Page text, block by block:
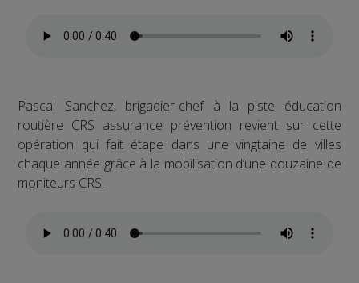
Pascal Sanchez, brigadier-chef à la piste éducation
routière CRS assurance prévention revient sur cette
opération qui fait étape dans une vingtaine de villes
chaque année grâce à la mobilisation d’une douzaine de
moniteurs CRS.